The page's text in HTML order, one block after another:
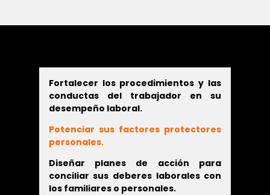
Fortalecer los procedimientos y las
conductas del trabajador en su
desempeño laboral.
Potenciar sus factores protectores
personales.
Diseñar planes de acción para
conciliar sus deberes laborales con
los familiares o personales.